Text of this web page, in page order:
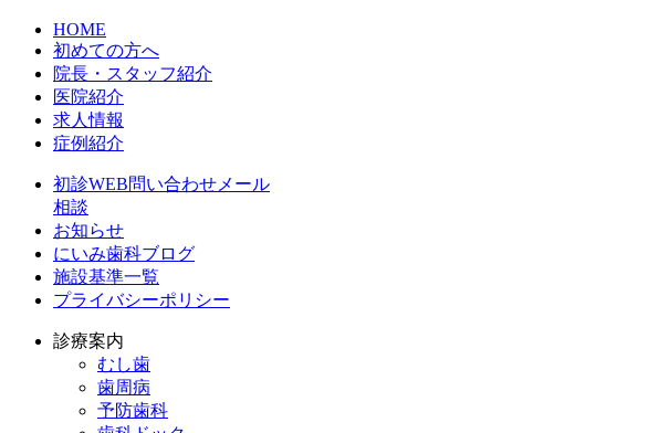
HOME
初めての方へ
院長・スタッフ紹介
医院紹介
求人情報
症例紹介
初診WEB問い合わせメール
相談
お知らせ
にいみ歯科ブログ
施設基準一覧
プライバシーポリシー
診療案内
むし歯
歯周病
予防歯科